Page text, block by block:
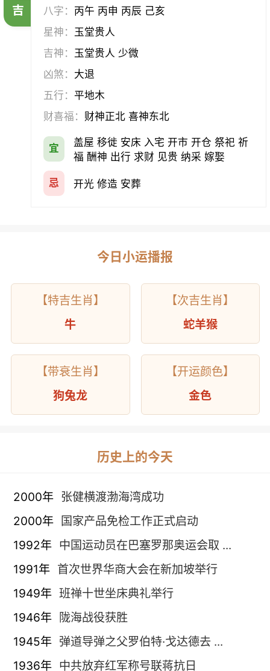
吉
八字： 丙午 丙申 丙辰 己亥
星神： 玉堂贵人
吉神： 玉堂贵人 少微
凶煞： 大退
五行：平地木
财喜福： 财神正北 喜神东北
宜
盖屋 移徙 安床 入宅 开市 开仓 祭祀 祈
福 酬神 出行 求财 见贵 纳采 嫁娶
忌 开光 修造 安葬
今日小运播报
【特吉生肖】
牛
【次吉生肖】
蛇羊猴
【带衰生肖】
狗兔龙
【开运颜色】
金色
历史上的今天
2000年 张健横渡渤海湾成功
2000年
国家产品免检工作正式启动
1992年 中国运动员在巴塞罗那奥运会取 ...
1991年 首次世界华商大会在新加坡举行
1949年 班禅十世坐床典礼举行
1946年 陇海战役获胜
1945年 弹道导弹之父罗伯特·戈达德去 ...
1936年 中共放弃红军称号联蒋抗日